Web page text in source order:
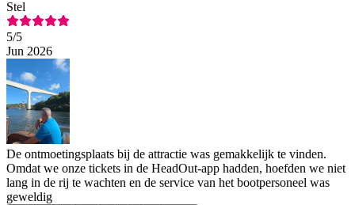
Stel
5/5
Jun 2026
De ontmoetingsplaats bij de attractie was gemakkelijk te vinden.
Omdat we onze tickets in de HeadOut-app hadden, hoefden we niet
lang in de rij te wachten en de service van het bootpersoneel was
geweldig